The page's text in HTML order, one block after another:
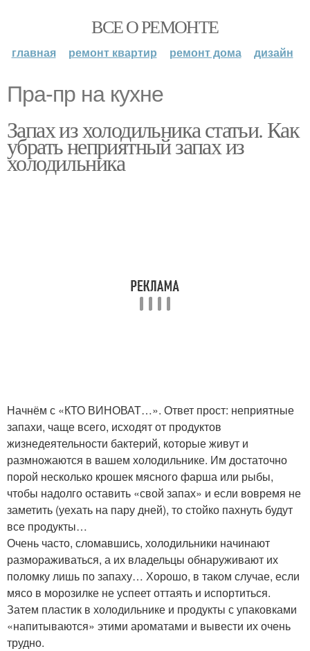
ВСЕ О РЕМОНТЕ
главная ремонт квартир ремонт дома дизайн
Пра-пр на кухне
Запах из холодильника статьи. Как
убрать неприятный запах из
холодильника
Начнём с «КТО ВИНОВАТ…». Ответ прост: неприятные
запахи, чаще всего, исходят от продуктов
жизнедеятельности бактерий, которые живут и
размножаются в вашем холодильнике. Им достаточно
порой несколько крошек мясного фарша или рыбы,
чтобы надолго оставить «свой запах» и если вовремя не
заметить (уехать на пару дней), то стойко пахнуть будут
все продукты…
Очень часто, сломавшись, холодильники начинают
размораживаться, а их владельцы обнаруживают их
поломку лишь по запаху… Хорошо, в таком случае, если
мясо в морозилке не успеет оттаять и испортиться.
Затем пластик в холодильнике и продукты с упаковками
«напитываются» этими ароматами и вывести их очень
трудно.